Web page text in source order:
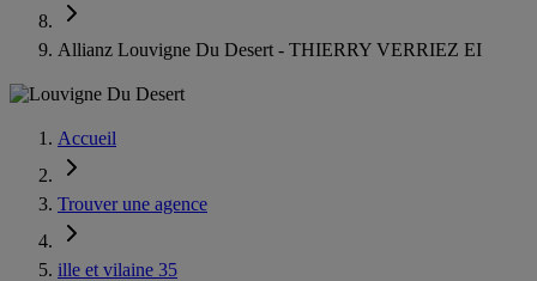
Allianz Louvigne Du Desert - THIERRY VERRIEZ EI
Accueil
Trouver une agence
ille et vilaine 35